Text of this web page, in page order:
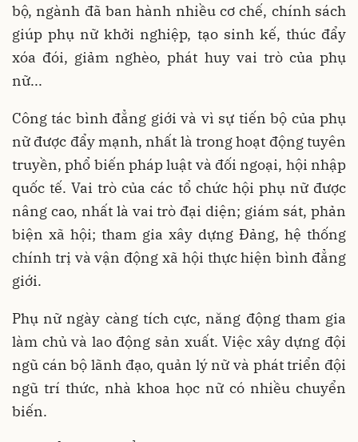
bộ, ngành đã ban hành nhiều cơ chế, chính sách
giúp phụ nữ khởi nghiệp, tạo sinh kế, thúc đẩy
xóa đói, giảm nghèo, phát huy vai trò của phụ
nữ...
Công tác bình đẳng giới và vì sự tiến bộ của phụ
nữ được đẩy mạnh, nhất là trong hoạt động tuyên
truyền, phổ biến pháp luật và đối ngoại, hội nhập
quốc tế. Vai trò của các tổ chức hội phụ nữ được
nâng cao, nhất là vai trò đại diện; giám sát, phản
biện xã hội; tham gia xây dựng Đảng, hệ thống
chính trị và vận động xã hội thực hiện bình đẳng
giới.
Phụ nữ ngày càng tích cực, năng động tham gia
làm chủ và lao động sản xuất. Việc xây dựng đội
ngũ cán bộ lãnh đạo, quản lý nữ và phát triển đội
ngũ trí thức, nhà khoa học nữ có nhiều chuyển
biến.